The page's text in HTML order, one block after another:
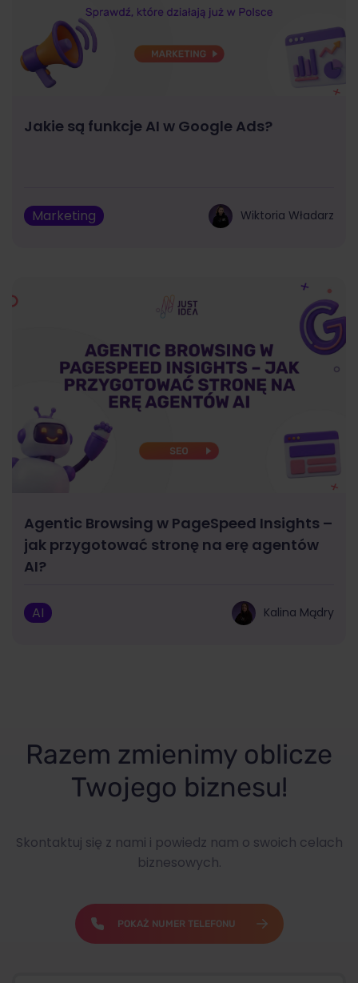
Jakie są funkcje AI w Google Ads?
Marketing Wiktoria Władarz
Agentic Browsing w PageSpeed Insights –
jak przygotować stronę na erę agentów
AI?
AI Kalina Mądry
Razem zmienimy oblicze
Twojego biznesu!
Skontaktuj się z nami i powiedz nam o swoich celach
biznesowych.
POKAŻ NUMER TELEFONU